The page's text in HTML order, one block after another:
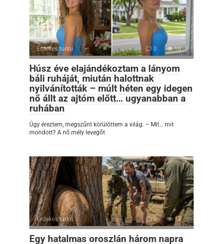
Érdekes tudni 0 16
Húsz éve elajándékoztam a lányom
báli ruháját, miután halottnak
nyilvánították – múlt héten egy idegen
nő állt az ajtóm előtt… ugyanabban a
ruhában
Úgy éreztem, megszűnt körülöttem a világ. – Mit… mit
mondott? A nő mély levegőt
Érdekes tudni 0 17
Egy hatalmas oroszlán három napra